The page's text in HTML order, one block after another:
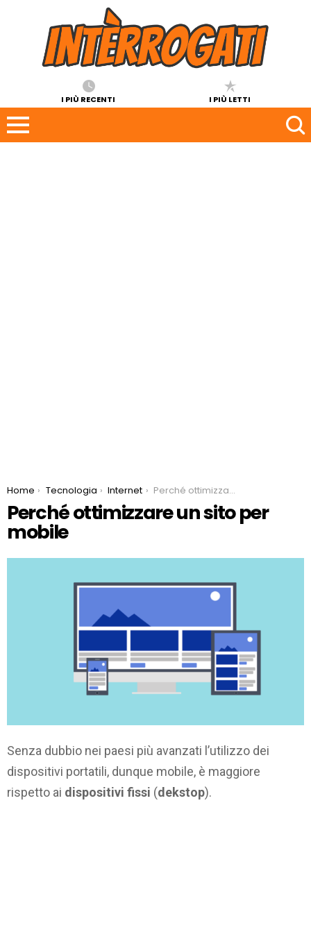
I PIÙ RECENTI I PIÙ LETTI
You are here:
Home Tecnologia Internet Perché ottimizzare un sito per mobile
Perché ottimizzare un sito per
mobile
Senza dubbio nei paesi più avanzati l’utilizzo dei
dispositivi portatili, dunque mobile, è maggiore
rispetto ai dispositivi fissi (dekstop).